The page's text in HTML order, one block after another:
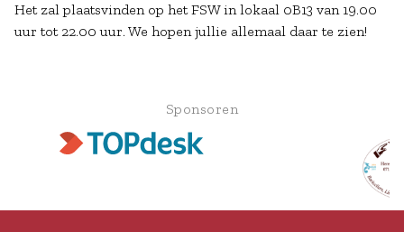
Het zal plaatsvinden op het FSW in lokaal 0B13 van 19.00
uur tot 22.00 uur. We hopen jullie allemaal daar te zien!
Sponsoren